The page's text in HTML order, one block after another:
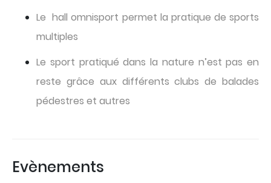
Le hall omnisport permet la pratique de sports
multiples
Le sport pratiqué dans la nature n’est pas en
reste grâce aux différents clubs de balades
pédestres et autres
Evènements